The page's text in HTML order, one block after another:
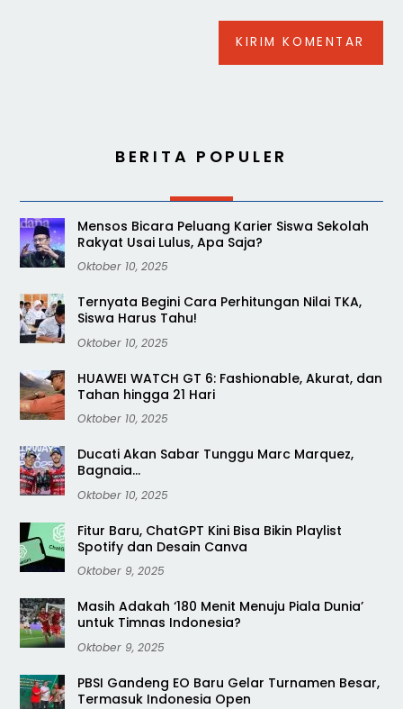
BERITA POPULER
Mensos Bicara Peluang Karier Siswa Sekolah
Rakyat Usai Lulus, Apa Saja?
Oktober 10, 2025
Ternyata Begini Cara Perhitungan Nilai TKA,
Siswa Harus Tahu!
Oktober 10, 2025
HUAWEI WATCH GT 6: Fashionable, Akurat, dan
Tahan hingga 21 Hari
Oktober 10, 2025
Ducati Akan Sabar Tunggu Marc Marquez,
Bagnaia…
Oktober 10, 2025
Fitur Baru, ChatGPT Kini Bisa Bikin Playlist
Spotify dan Desain Canva
Oktober 9, 2025
Masih Adakah ‘180 Menit Menuju Piala Dunia’
untuk Timnas Indonesia?
Oktober 9, 2025
PBSI Gandeng EO Baru Gelar Turnamen Besar,
Termasuk Indonesia Open